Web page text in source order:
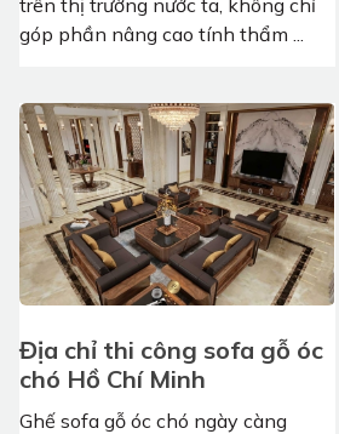
trên thị trường nước ta, không chỉ
góp phần nâng cao tính thẩm ...
Địa chỉ thi công sofa gỗ óc
chó Hồ Chí Minh
Ghế sofa gỗ óc chó ngày càng